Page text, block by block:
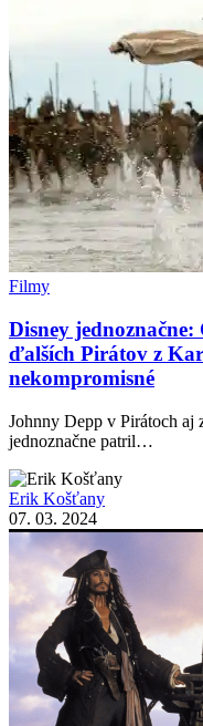
Filmy
Disney
ďalších Pirátov z
nekompromisné
Johnny Depp v Pirátoch aj
jednoznačne patril…
Erik Košťany
07. 03. 2024